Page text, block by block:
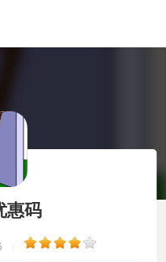
惠码